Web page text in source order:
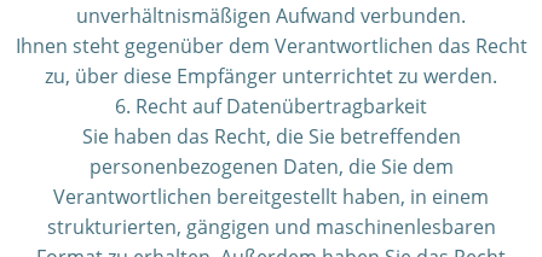
unverhältnismäßigen Aufwand verbunden.
Ihnen steht gegenüber dem Verantwortlichen das Recht
zu, über diese Empfänger unterrichtet zu werden.
6. Recht auf Datenübertragbarkeit
Sie haben das Recht, die Sie betreffenden
personenbezogenen Daten, die Sie dem
Verantwortlichen bereitgestellt haben, in einem
strukturierten, gängigen und maschinenlesbaren